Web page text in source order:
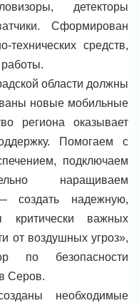
детекторы
Сформирован
технических средств,
области должны
новые мобильные
региона оказывает
Помогаем с
подключаем
наращиваем
надежную,
критически важных
от воздушных угроз»,
по безопасности
Серов.
необходимые